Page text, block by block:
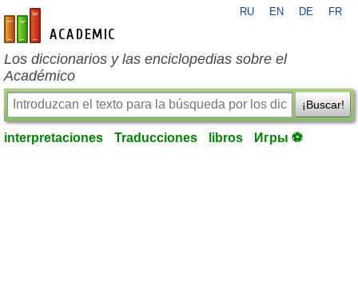
es-academic.com
RU EN DE FR
Los diccionarios y las enciclopedias sobre el
Académico
¡Buscar!
interpretaciones Traducciones libros Игры ⚽